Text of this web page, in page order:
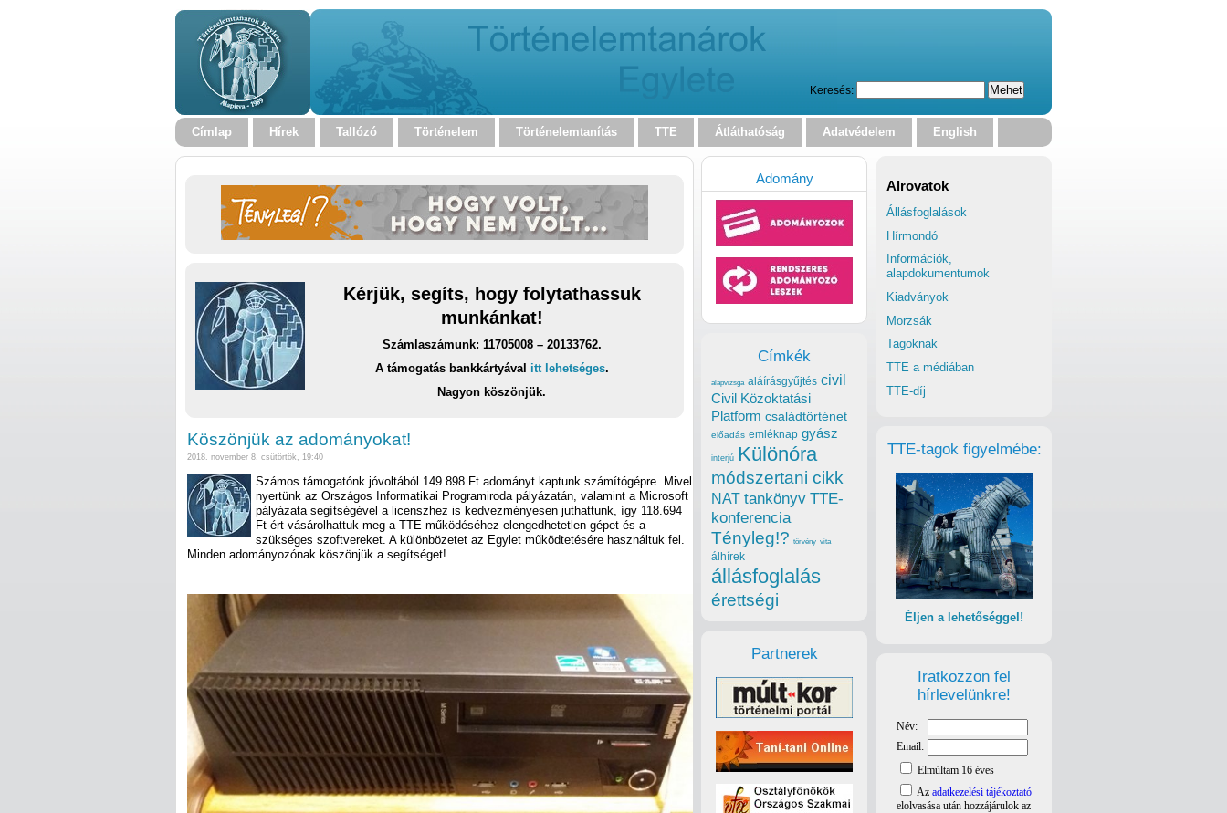
Keresés:
Címlap Hírek Tallózó Történelem Történelemtanítás TTE Átláthatóság Adatvédelem English
Kérjük, segíts, hogy folytathassuk
munkánkat!
Számlaszámunk: 11705008 – 20133762.
A támogatás bankkártyával itt lehetséges.
Nagyon köszönjük.
Köszönjük az adományokat!
2018. november 8. csütörtök, 19:40
Számos támogatónk jóvoltából 149.898 Ft adományt kaptunk számítógépre. Mivel
nyertünk az Országos Informatikai Programiroda pályázatán, valamint a Microsoft
pályázata segítségével a licenszhez is kedvezményesen juthattunk, így 118.694
Ft-ért vásárolhattuk meg a TTE működéséhez elengedhetetlen gépet és a
szükséges szoftvereket. A különbözetet az Egylet működtetésére használtuk fel.
Minden adományozónak köszönjük a segítséget!
Alrovatok
Állásfoglalások
Hírmondó
Információk,
alapdokumentumok
Kiadványok
Morzsák
Tagoknak
TTE a médiában
TTE-díj
TTE-tagok figyelmébe:
Éljen a lehetőséggel!
Iratkozzon fel
hírlevelünkre!
Adomány
Címkék
alapvizsga aláírásgyűjtés civil
Civil Közoktatási
Platform családtörténet
előadás emléknap gyász
interjú Különóra
módszertani cikk
NAT tankönyv TTE-
konferencia
Tényleg!? törvény vita
álhírek
állásfoglalás
érettségi
Partnerek